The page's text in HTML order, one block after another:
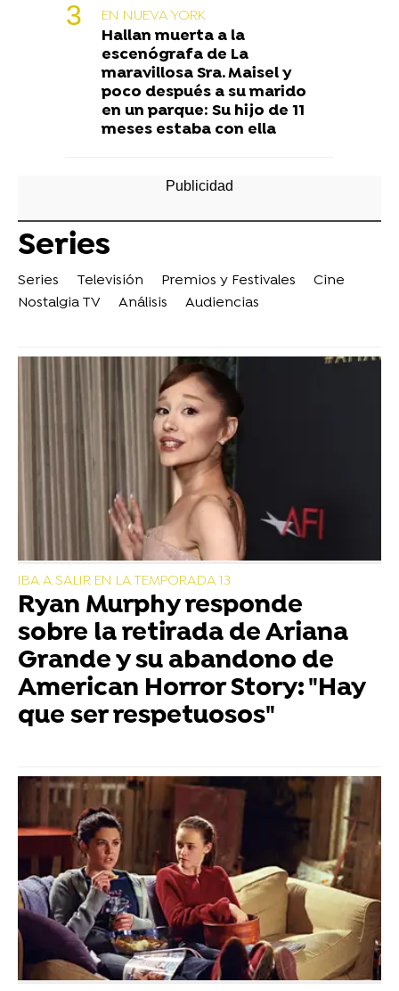
EN NUEVA YORK
Hallan muerta a la
escenógrafa de La
maravillosa Sra. Maisel y
poco después a su marido
en un parque: Su hijo de 11
meses estaba con ella
Series
Series Televisión Premios y Festivales
Cine
Nostalgia TV
Análisis Audiencias
IBA A SALIR EN LA TEMPORADA 13
Ryan Murphy responde
sobre la retirada de Ariana
Grande y su abandono de
American Horror Story: "Hay
que ser respetuosos"